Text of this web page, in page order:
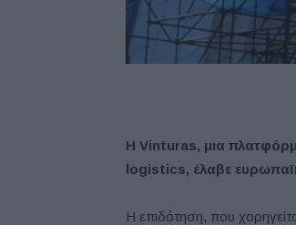
Η Vinturas, μια
logistics, έλαβε
Η επιδότηση, που